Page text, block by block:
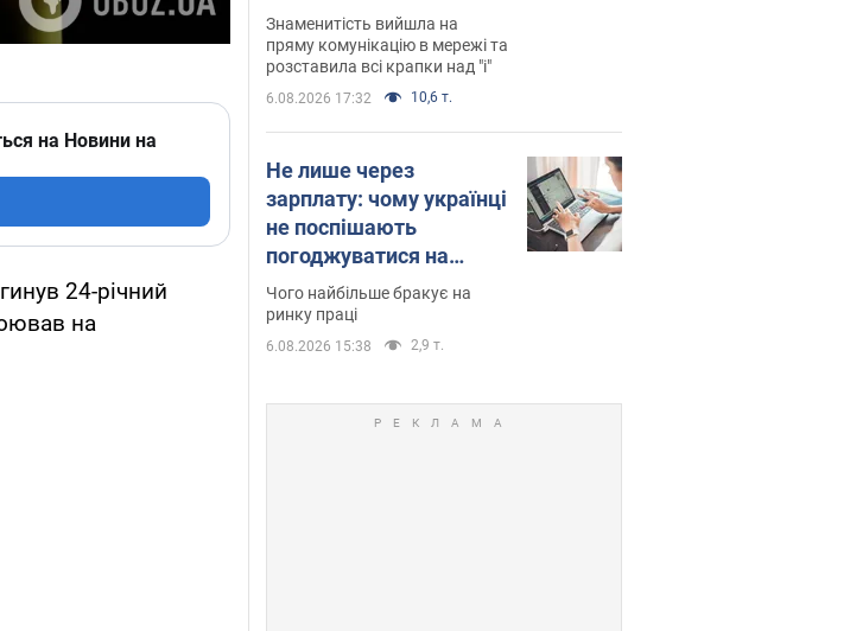
на Новини на
24-річний
на
захейтили
Знаменитість вийшла на
пряму комунікацію в мережі та
розставила всі крапки над "і"
6.08.2026 17:32 10,6 т.
Не лише через
зарплату: чому українці
не поспішають
погоджуватися на
вакансії
Чого найбільше бракує на
ринку праці
6.08.2026 15:38 2,9 т.